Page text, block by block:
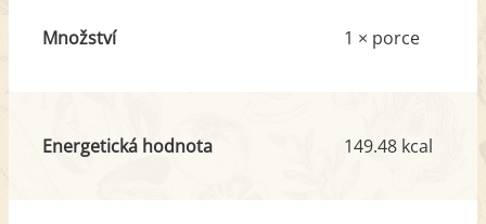
Množství 1 × porce
Energetická hodnota 149.48 kcal